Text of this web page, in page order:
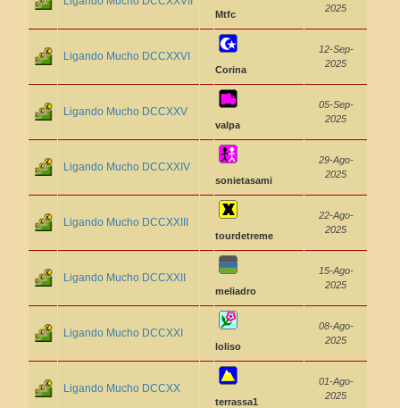
Mtfc
2025
Ligando Mucho DCCXXVI
Corina
12-Sep-
2025
Ligando Mucho DCCXXV
valpa
05-Sep-
2025
Ligando Mucho DCCXXIV
sonietasami
29-Ago-
2025
Ligando Mucho DCCXXIII
tourdetreme
22-Ago-
2025
Ligando Mucho DCCXXII
meliadro
15-Ago-
2025
Ligando Mucho DCCXXI
loliso
08-Ago-
2025
Ligando Mucho DCCXX
terrassa1
01-Ago-
2025